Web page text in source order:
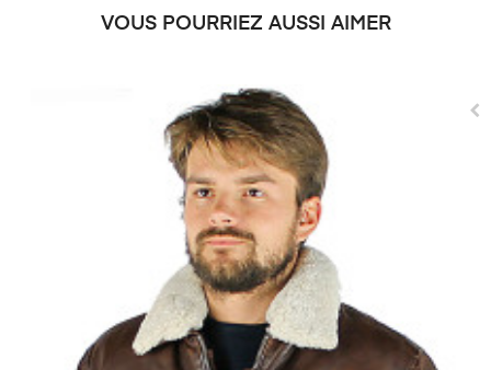
VOUS POURRIEZ AUSSI AIMER